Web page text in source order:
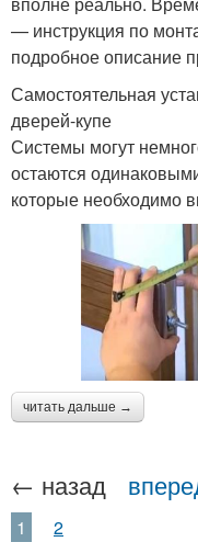
— инструкция по
подробное описание
Самостоятельная
дверей-купе
Системы могут
остаются
которые необходимо
читать дальше →
← назад
1 2